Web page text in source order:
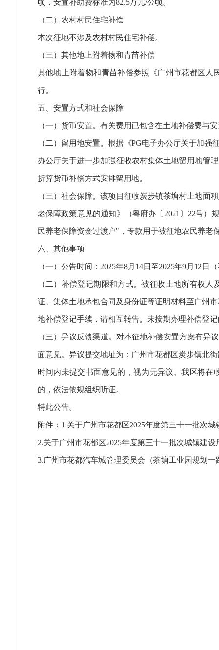
顷，安置补助费标准为82.5万元/公顷。
（二）农村村民住宅补偿
本次征地不涉及农村村民住宅补偿。
（三）其他地上附着物和青苗补偿
其他地上附着物和青苗补偿参照《广州市花都区人
行。
五、安置方式和社会保障
（一）货币安置。有关费用已包含在土地补偿费与
（二）留用地安置。根据《PG电子办公厅关于加
办公厅关于进一步加强征收农村集体土地留用地管
折算货币补偿方式安排留用地。
（三）社会保障。该项目征收炭步镇茶塘村土地面
老保障政策意见的通知》（粤府办〔2021〕22号）
民养老保障资金过渡户"，专款用于被征地农民养老
六、其他事项
（一）公告时间：2025年8月14日至2025年9月12日
（二）补偿登记期限和方式。被征收土地所有权
证、集体土地承包合同及身份证等证明材料至广州
地补偿登记手续，请相互转告。未按期办理补偿登
（三）异议反馈渠道。对本征地补偿安置方案有异
面意见。异议提交地址为：广州市花都区炭步镇北
时间内未提交书面意见的，视为无异议。我区将
的，依法依规组织听证。
特此公告。
附件： 1.关于广州市花都区2025年度第三十一批次
2.关于广州市花都区2025年度第三十一批次城镇建
3.广州市花都汽车城管理委员会（茶塘工业园规划